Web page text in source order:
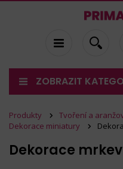
ZOBRAZIT
Produkty Tvoření a
Dekorace miniatury
Dekorace